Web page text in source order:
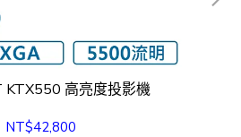
KTX550 高亮度投影機
NT$42,800